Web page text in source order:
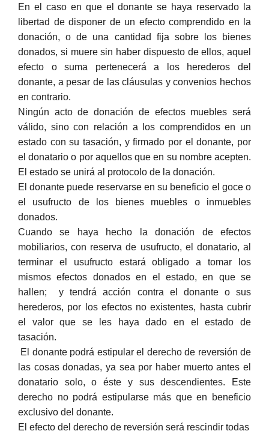
En el caso en que el donante se haya reservado la
libertad de disponer de un efecto comprendido en la
donación, o de una cantidad fija sobre los bienes
donados, si muere sin haber dispuesto de ellos, aquel
efecto o suma pertenecerá a los herederos del
donante, a pesar de las cláusulas y convenios hechos
en contrario.
Ningún acto de donación de efectos muebles será
válido, sino con relación a los comprendidos en un
estado con su tasación, y firmado por el donante, por
el donatario o por aquellos que en su nombre acepten.
El estado se unirá al protocolo de la donación.
El donante puede reservarse en su beneficio el goce o
el usufructo de los bienes muebles o inmuebles
donados.
Cuando se haya hecho la donación de efectos
mobiliarios, con reserva de usufructo, el donatario, al
terminar el usufructo estará obligado a tomar los
mismos efectos donados en el estado, en que se
hallen; y tendrá acción contra el donante o sus
herederos, por los efectos no existentes, hasta cubrir
el valor que se les haya dado en el estado de
tasación.
El donante podrá estipular el derecho de reversión de
las cosas donadas, ya sea por haber muerto antes el
donatario solo, o éste y sus descendientes. Este
derecho no podrá estipularse más que en beneficio
exclusivo del donante.
El efecto del derecho de reversión será rescindir todas